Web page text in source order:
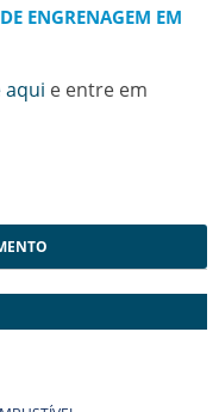
ENGRENAGEM EM
aqui e entre em